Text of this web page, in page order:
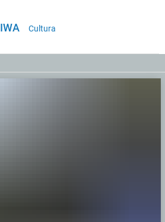
IWA Cultura